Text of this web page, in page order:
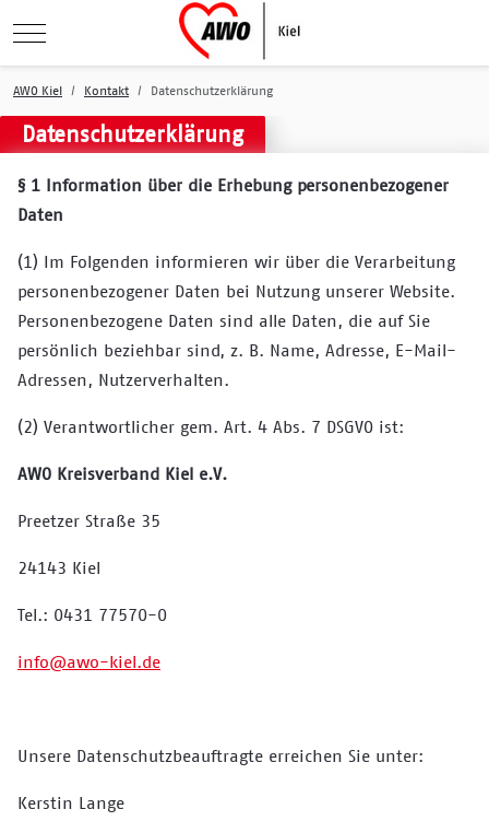
Mobile Menu Toggle
AWO Kiel Kontakt Datenschutzerklärung
Datenschutzerklärung
§ 1 Information über die Erhebung personenbezogener
Daten
(1) Im Folgenden informieren wir über die Verarbeitung
personenbezogener Daten bei Nutzung unserer Website.
Personenbezogene Daten sind alle Daten, die auf Sie
persönlich beziehbar sind, z. B. Name, Adresse, E-Mail-
Adressen, Nutzerverhalten.
(2) Verantwortlicher gem. Art. 4 Abs. 7 DSGVO ist:
AWO Kreisverband Kiel e.V.
Preetzer Straße 35
24143 Kiel
Tel.: 0431 77570-0
info@awo-kiel.de
Unsere Datenschutzbeauftragte erreichen Sie unter:
Kerstin Lange